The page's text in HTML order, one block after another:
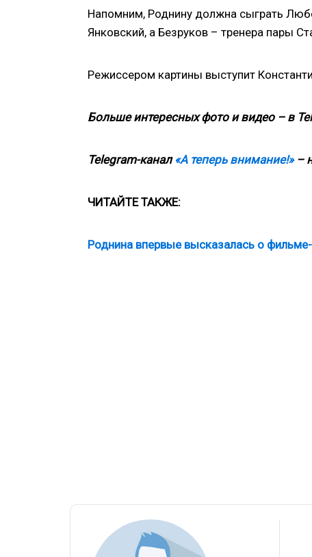
Напомним, Роднину должна сыграть
Янковский, а Безруков – тренера пары
Режиссером картины выступит
Больше интересных фото и видео – в
Telegram-канал «А теперь внимание!»–
ЧИТАЙТЕ ТАКЖЕ:
Роднина впервые высказалась о